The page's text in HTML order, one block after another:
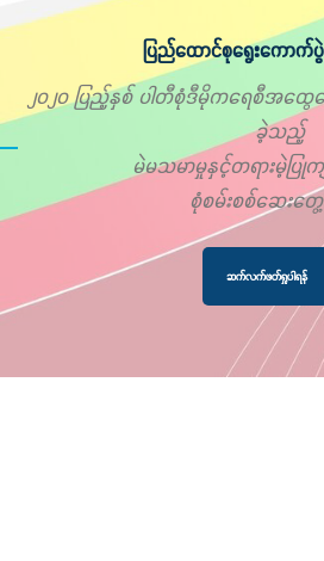
ပြည်ထောင်စုရွေးကောက်
၂၀၂၀ ပြည့်နှစ် ပါတီစုံဒီမိုကရေစီအထွေ
ခဲ့သည့်
မဲမသမာမှုနှင့်တရားမဲ့ပြုက
စုံစမ်းစစ်ဆေးတွ
ဆက်လက်ဖတ်ရှုပါရန်